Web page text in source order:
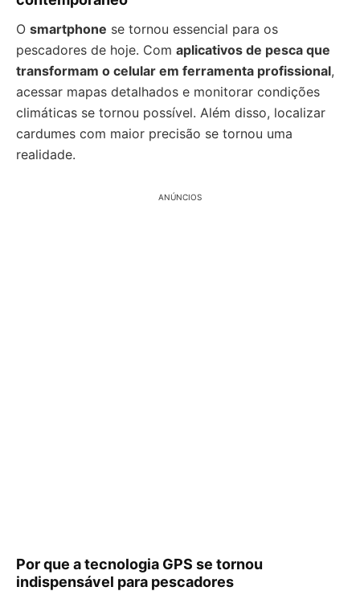
O smartphone se tornou essencial para os
pescadores de hoje. Com aplicativos de pesca que
transformam o celular em ferramenta profissional,
acessar mapas detalhados e monitorar condições
climáticas se tornou possível. Além disso, localizar
cardumes com maior precisão se tornou uma
realidade.
ANÚNCIOS
Por que a tecnologia GPS se tornou
indispensável para pescadores